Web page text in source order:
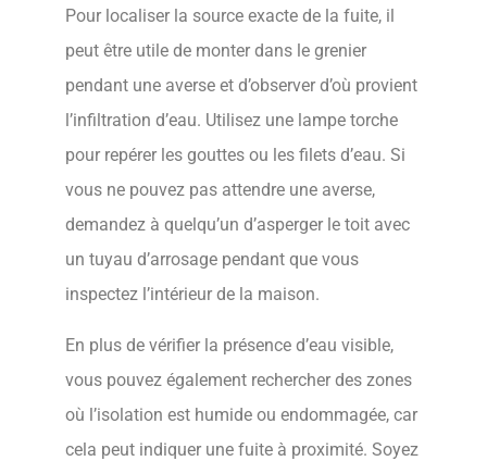
Pour localiser la source exacte de la fuite, il
peut être utile de monter dans le grenier
pendant une averse et d’observer d’où provient
l’infiltration d’eau. Utilisez une lampe torche
pour repérer les gouttes ou les filets d’eau. Si
vous ne pouvez pas attendre une averse,
demandez à quelqu’un d’asperger le toit avec
un tuyau d’arrosage pendant que vous
inspectez l’intérieur de la maison.
En plus de vérifier la présence d’eau visible,
vous pouvez également rechercher des zones
où l’isolation est humide ou endommagée, car
cela peut indiquer une fuite à proximité. Soyez